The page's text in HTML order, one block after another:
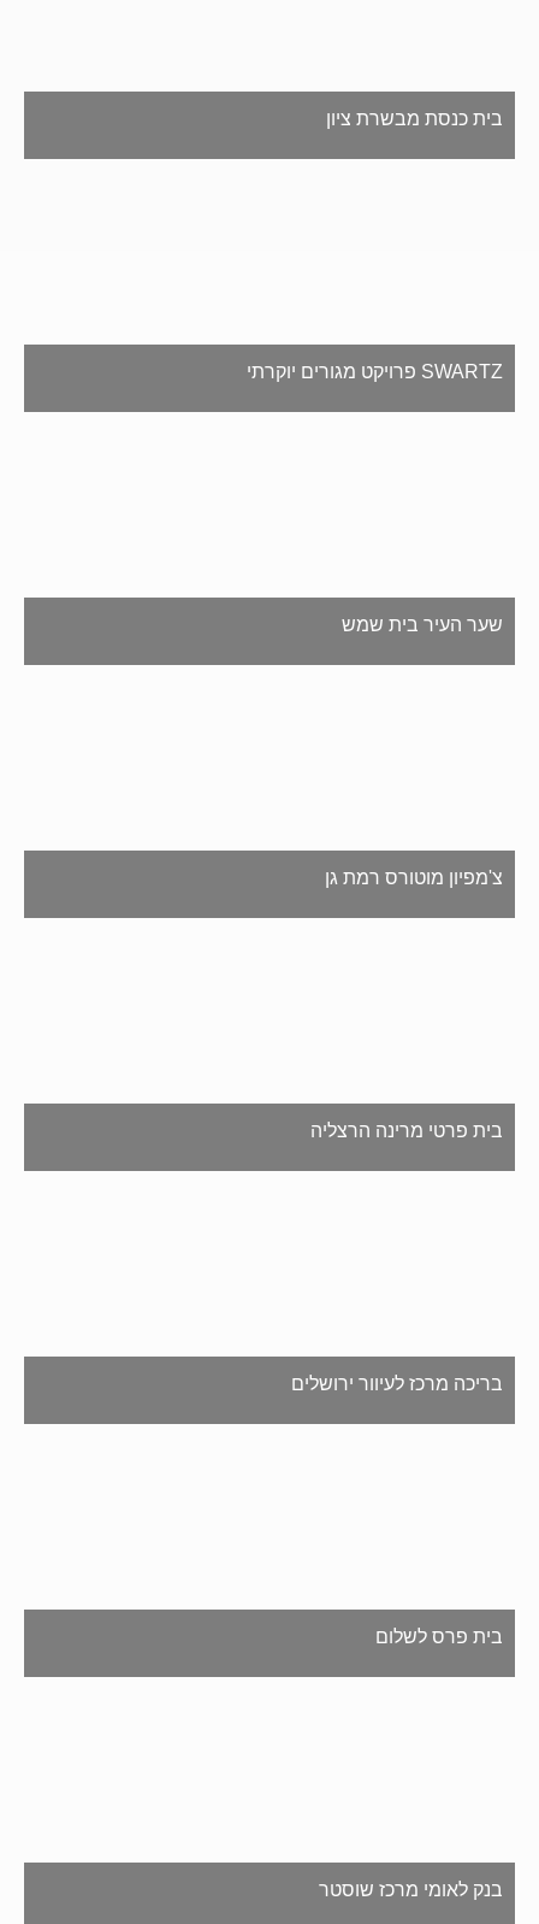
בית כנסת מבשרת ציון
SWARTZ פרויקט מגורים יוקרתי
שער העיר בית שמש
צ'מפיון מוטורס רמת גן
בית פרטי מרינה הרצליה
בריכה מרכז לעיוור ירושלים
בית פרס לשלום
בנק לאומי מרכז שוסטר